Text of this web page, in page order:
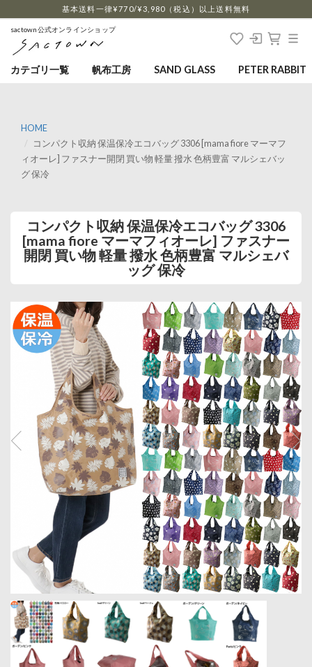
基本送料一律¥770/¥3,980（税込）以上送料無料
sactown公式オンラインショップ
カテゴリ一覧 帆布工房 SAND GLASS PETER RABBIT
HOME
コンパクト収納 保温保冷エコバッグ 3306 [mama fiore マーマフ
ィオーレ] ファスナー開閉 買い物 軽量 撥水 色柄豊富 マルシェバッ
グ 保冷
コンパクト収納 保温保冷エコバッグ 3306
[mama fiore マーマフィオーレ] ファスナー
開閉 買い物 軽量 撥水 色柄豊富 マルシェバ
ッグ 保冷